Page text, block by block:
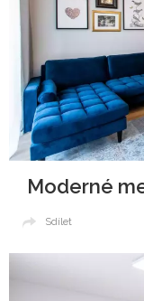
Sdílet